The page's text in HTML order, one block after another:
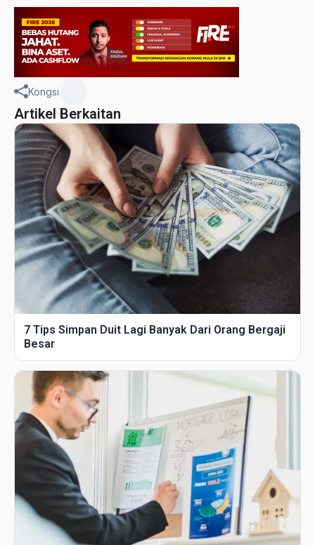
Kongsi
Artikel Berkaitan
7 Tips Simpan Duit Lagi Banyak Dari Orang Bergaji
Besar